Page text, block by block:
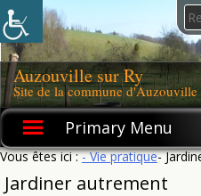
Skip
to
content
Auzouville sur Ry
Site de la commune d'Auzouville
Primary Menu
Vous êtes ici :- Vie pratique-
Jardiner autrement